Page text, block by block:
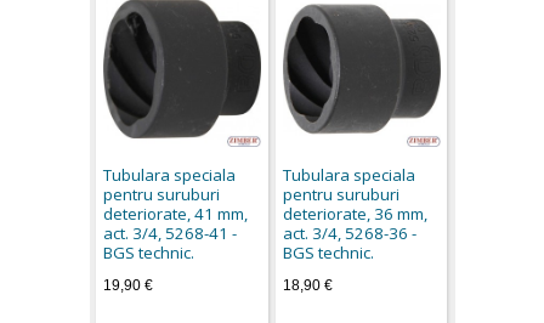
Tubulara speciala
pentru suruburi
deteriorate, 41 mm,
act. 3/4, 5268-41 -
BGS technic.
19,90 €
Tubulara speciala
pentru suruburi
deteriorate, 36 mm,
act. 3/4, 5268-36 -
BGS technic.
18,90 €